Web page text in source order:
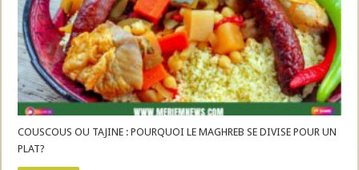
COUSCOUS OU TAJINE : POURQUOI LE MAGHREB SE DIVISE POUR UN
PLAT?